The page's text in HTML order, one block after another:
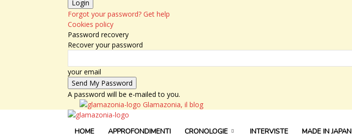
Forgot your password? Get help
Cookies policy
Password recovery
Recover your password
your email
A password will be e-mailed to you.
Glamazonia, il blog
HOME APPROFONDIMENTI CRONOLOGIE INTERVISTE MADE IN JAPAN